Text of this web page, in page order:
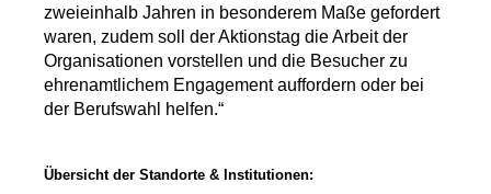
zweieinhalb Jahren in besonderem Maße gefordert
waren, zudem soll der Aktionstag die Arbeit der
Organisationen vorstellen und die Besucher zu
ehrenamtlichem Engagement auffordern oder bei
der Berufswahl helfen.“
Übersicht der Standorte & Institutionen: